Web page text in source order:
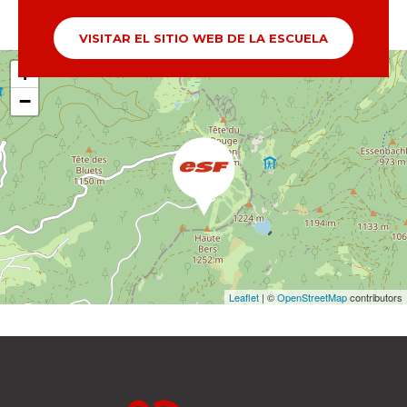
+
−
Leaflet | ©OpenStreetMapcontributors
VISITAR EL SITIO WEB DE LA ESCUELA